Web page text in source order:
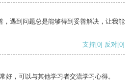
，遇到问题总是能够得到妥善解决，让我能
支持[0] 反对[0]
好，可以与其他学习者交流学习心得。